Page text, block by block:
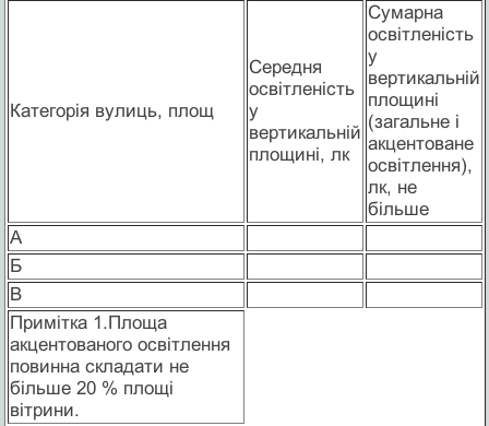
Категорія вулиць, площ
Середня
освітленість
у
вертикальній
площині, лк
Сумарна
освітленість
у
вертикальній
площині
(загальне і
акцентоване
освітлення),
лк, не
більше
А
Б
В
Примітка 1.Площа
акцентованого освітлення
повинна складати не
більше 20 % площі
вітрини.